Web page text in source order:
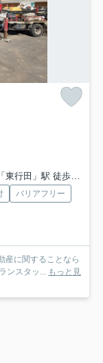
行田」駅 徒歩23分
バリアフリー
産に関することなら
ンスタッ... もっと見